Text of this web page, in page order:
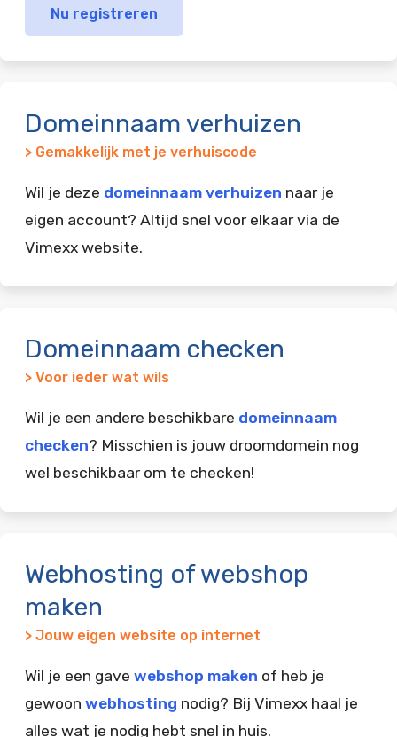
Nu registreren
Domeinnaam verhuizen
> Gemakkelijk met je verhuiscode
Wil je deze domeinnaam verhuizen naar je
eigen account? Altijd snel voor elkaar via de
Vimexx website.
Domeinnaam checken
> Voor ieder wat wils
Wil je een andere beschikbare domeinnaam
checken? Misschien is jouw droomdomein nog
wel beschikbaar om te checken!
Webhosting of webshop
maken
> Jouw eigen website op internet
Wil je een gave webshop maken of heb je
gewoon webhosting nodig? Bij Vimexx haal je
alles wat je nodig hebt snel in huis.